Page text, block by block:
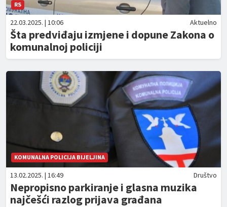
RS
22.03.2025. | 10:06 Aktuelno
Šta predviđaju izmjene i dopune Zakona o
komunalnoj policiji
KOMUNALNA POLICIJA BIJELJINA
13.02.2025. | 16:49 Društvo
Nepropisno parkiranje i glasna muzika
najčešći razlog prijava građana